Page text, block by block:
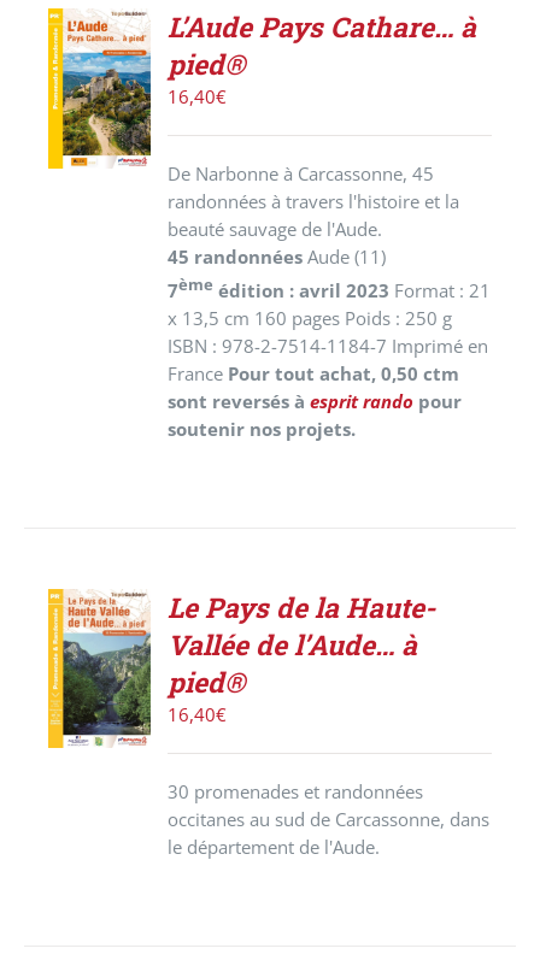
AJOUTER
AU
PANIER
/
DÉTAILS
L’Aude Pays Cathare… à
pied®
16,40€
De Narbonne à Carcassonne, 45
randonnées à travers l'histoire et la
beauté sauvage de l'Aude.
45 randonnées Aude (11)
7ème édition : avril 2023 Format : 21
x 13,5 cm 160 pages Poids : 250 g
ISBN : 978-2-7514-1184-7 Imprimé en
France Pour tout achat, 0,50 ctm
sont reversés àesprit rando pour
soutenir nos projets.
ACHETER
LE
PRODUIT
/
DÉTAILS
Le Pays de la Haute-
Vallée de l’Aude… à
pied®
16,40€
30 promenades et randonnées
occitanes au sud de Carcassonne, dans
le département de l'Aude.